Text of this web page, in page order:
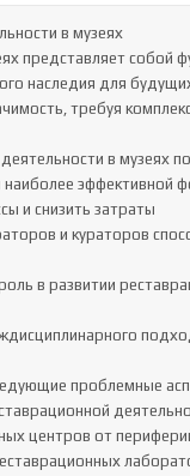
в музеях
представляет собой
наследия для
требуя
в музеях
наиболее
и снизить затраты
и кураторов
в развитии
проблемные
центров от